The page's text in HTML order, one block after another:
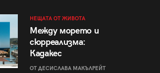
НЕЩАТА ОТ ЖИВОТА
Между морето и
сюрреализма:
Кадакес
ОТ ДЕСИСЛАВА МАКЪЛРЕЙТ